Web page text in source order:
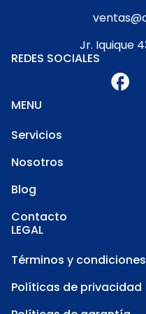
Jr. Iquique
REDES SOCIALES
MENU
Servicios
Nosotros
Blog
Contacto
LEGAL
Términos y condiciones
Políticas de privacidad